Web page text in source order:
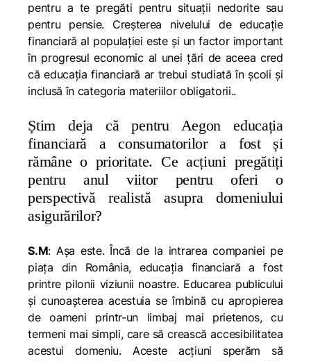
pentru a te pregăti pentru situații nedorite sau
pentru pensie. Creșterea nivelului de educație
financiară al populației este și un factor important
în progresul economic al unei țări de aceea cred
că educația financiară ar trebui studiată în școli și
inclusă în categoria materiilor obligatorii..
Știm deja că pentru Aegon educația
financiară a consumatorilor a fost și
rămâne o prioritate. Ce acțiuni pregătiți
pentru anul viitor pentru oferi o
perspectivă realistă asupra domeniului
asigurărilor?
S.M: Așa este. Încă de la intrarea companiei pe
piaţa din România, educația financiară a fost
printre pilonii viziunii noastre. Educarea publicului
și cunoașterea acestuia se îmbină cu apropierea
de oameni printr-un limbaj mai prietenos, cu
termeni mai simpli, care să crească accesibilitatea
acestui domeniu. Aceste acțiuni sperăm să